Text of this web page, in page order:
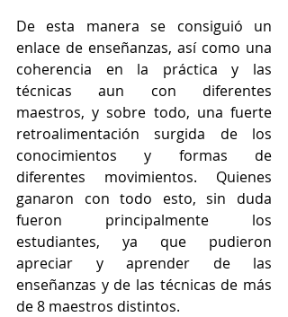
De esta manera se consiguió un
enlace de enseñanzas, así como una
coherencia en la práctica y las
técnicas aun con diferentes
maestros, y sobre todo, una fuerte
retroalimentación surgida de los
conocimientos y formas de
diferentes movimientos. Quienes
ganaron con todo esto, sin duda
fueron principalmente los
estudiantes, ya que pudieron
apreciar y aprender de las
enseñanzas y de las técnicas de más
de 8 maestros distintos.